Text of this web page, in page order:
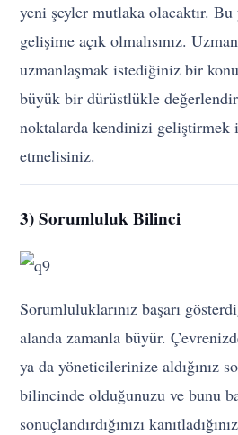
yeni şeyler mutlaka olacaktır.
gelişime açık olmalısınız.
uzmanlaşmak istediğiniz bir
büyük bir dürüstlükle
noktalarda kendinizi geliştirmek
etmelisiniz.
3) Sorumluluk Bilinci
Sorumluluklarınız başarı
alanda zamanla büyür.
ya da yöneticilerinize aldığınız
bilincinde olduğunuzu ve bunu
sonuçlandırdığınızı